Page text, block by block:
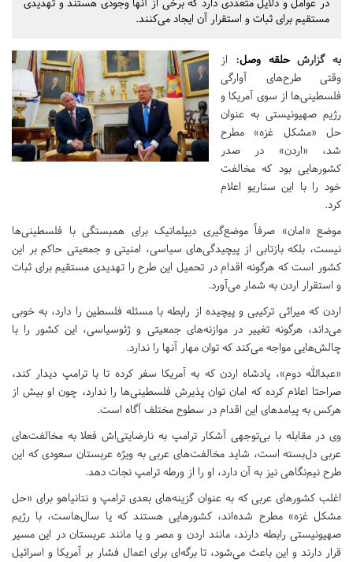
مستقیم برای ثبات و استقرار آن ایجاد می‌کنند.
به گزارشحلقه وصل: از
وقتی طرح‌های آوارگی
فلسطینی‌ها از سوی آمریکا و
رژیم صهیونیستی به عنوان
حل «مشکل غزه» مطرح
شد، «اردن» در صدر
کشورهایی بود که مخالفت
خود را با این سناریو اعلام
کرد.
موضع «امان» صرفاً موضع‌گیری دیپلماتیک برای همبستگی با فلسطینی‌ها
نیست، بلکه بازتابی از پیچیدگی‌های سیاسی، امنیتی و جمعیتی حاکم بر این
کشور است که هرگونه اقدام در تحمیل این طرح را تهدیدی مستقیم برای ثبات
و استقرار اردن به شمار می‌آورد.
اردن که میراثی ترکیبی و پیچیده از رابطه با مسئله فلسطین را دارد، به خوبی
می‌داند، هرگونه تغییر در موازنه‌های جمعیتی و ژئوسیاسی، این کشور را با
چالش‌هایی مواجه می‌کند که توان مهار آنها را ندارد.
«عبدالله دوم»، پادشاه اردن که به آمریکا سفر کرده تا با ترامپ دیدار کند،
صراحتا اعلام کرده که امان توان پذیرش فلسطینی‌ها را ندارد، چون او بیش از
هرکس به پیامدهای این اقدام در سطوح مختلف آگاه است.
وی در مقابله با بی‌توجهی آشکار ترامپ به نارضایتی‌اش فعلا به مخالفت‌های
عربی دل‌بسته است، شاید مخالفت‌های عربی به ویژه عربستان سعودی که این
طرح نیم‌نگاهی نیز به آن دارد، او را از ورطه ترامپ نجات دهد.
اغلب کشورهای عربی که به عنوان گزینه‌های بعدی ترامپ و نتانیاهو برای «حل
مشکل غزه» مطرح شده‌اند، کشورهایی هستند که یا سال‌هاست، با رژیم
صهیونیستی رابطه دارند، مانند اردن و مصر و یا مانند عربستان در این مسیر
قرار دارند و این باعث می‌شود، تا برگه‌ای برای اعمال فشار بر آمریکا و اسرائیل